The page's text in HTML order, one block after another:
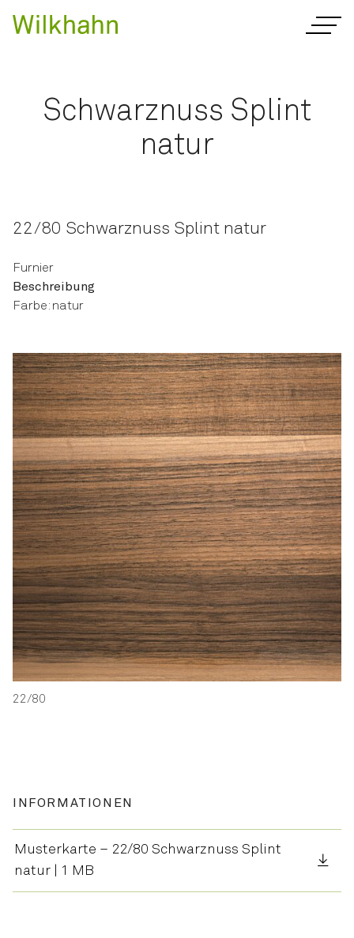
Schwarznuss Splint
natur
22/80 Schwarznuss Splint natur
Furnier
Beschreibung
Farbe: natur
22/80
INFORMATIONEN
Musterkarte – 22/80 Schwarznuss Splint
natur | 1 MB